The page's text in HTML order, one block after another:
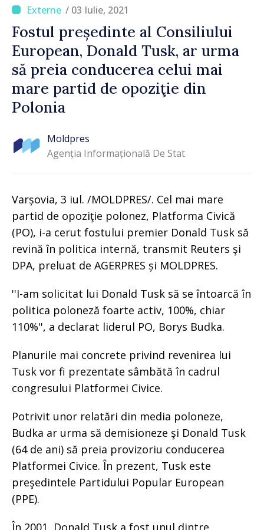
/ 03 Iulie, 2021
Fostul președinte al Consiliului
European, Donald Tusk, ar urma
să preia conducerea celui mai
mare partid de opoziţie din
Polonia
Moldpres
Agenția Informațională De Stat
Varșovia, 3 iul. /MOLDPRES/. Cel mai mare
partid de opoziţie polonez, Platforma Civică
(PO), i-a cerut fostului premier Donald Tusk să
revină în politica internă, transmit Reuters şi
DPA, preluat de AGERPRES și MOLDPRES.
''I-am solicitat lui Donald Tusk să se întoarcă în
politica poloneză foarte activ, 100%, chiar
110%'', a declarat liderul PO, Borys Budka.
Planurile mai concrete privind revenirea lui
Tusk vor fi prezentate sâmbătă în cadrul
congresului Platformei Civice.
Potrivit unor relatări din media poloneze,
Budka ar urma să demisioneze şi Donald Tusk
(64 de ani) să preia provizoriu conducerea
Platformei Civice. În prezent, Tusk este
preşedintele Partidului Popular European
(PPE).
În 2001, Donald Tusk a fost unul dintre